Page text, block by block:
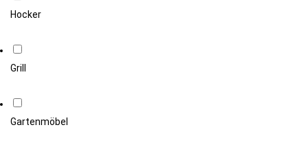
Hocker
Grill
Gartenmöbel